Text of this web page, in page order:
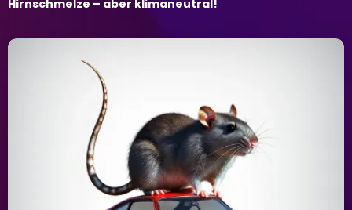
Hirnschmelze – aber klimaneutral!